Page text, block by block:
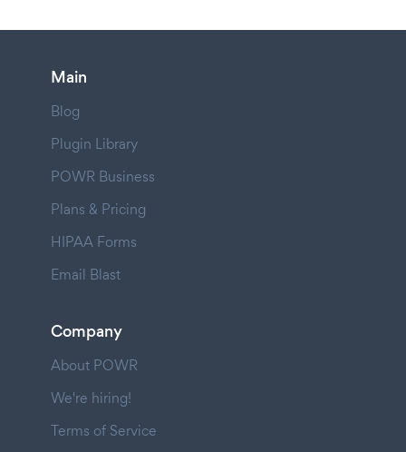
Main
Blog
Plugin Library
POWR Business
Plans & Pricing
HIPAA Forms
Email Blast
Company
About POWR
We're hiring!
Terms of Service